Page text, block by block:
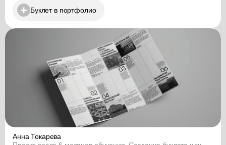
Буклет в портфолио
Анна Токарева